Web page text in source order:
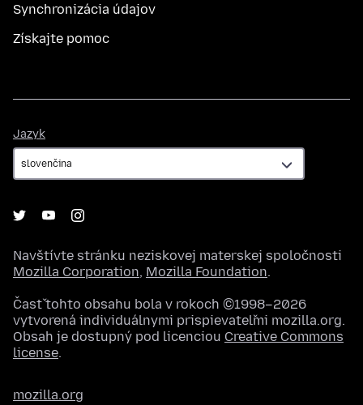
Synchronizácia údajov
Získajte pomoc
Jazyk
Navštívte stránku neziskovej materskej spoločnosti
Mozilla Corporation, Mozilla Foundation.
Časť tohto obsahu bola v rokoch ©1998–2026
vytvorená individuálnymi prispievateľmi mozilla.org.
Obsah je dostupný pod licenciou Creative Commons
license.
mozilla.org